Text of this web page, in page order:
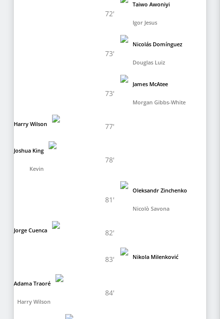
72'
Taiwo Awoniyi
Igor Jesus
73'
Nicolás Domínguez
Douglas Luiz
73'
James McAtee
Morgan Gibbs-White
Harry Wilson 77'
Kevin
Joshua King
78'
81'
Oleksandr Zinchenko
Nicolò Savona
Jorge Cuenca 82'
83' Nikola Milenković
Harry Wilson
Adama Traoré
84'